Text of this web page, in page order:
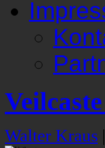
Walter Kraus |